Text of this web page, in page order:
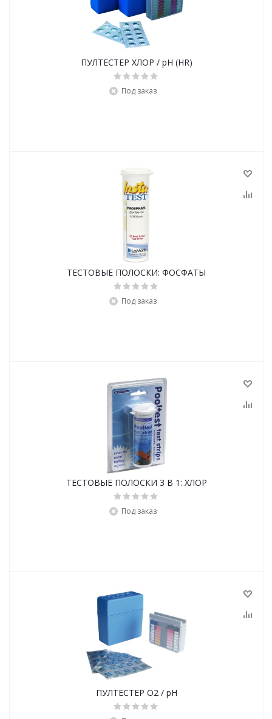
ПУЛТЕСТЕР ХЛОР / рН (HR)
Под заказ
ТЕСТОВЫЕ ПОЛОСКИ: ФОСФАТЫ
Под заказ
ТЕСТОВЫЕ ПОЛОСКИ 3 В 1: ХЛОР
Под заказ
ПУЛТЕСТЕР O2 / рН